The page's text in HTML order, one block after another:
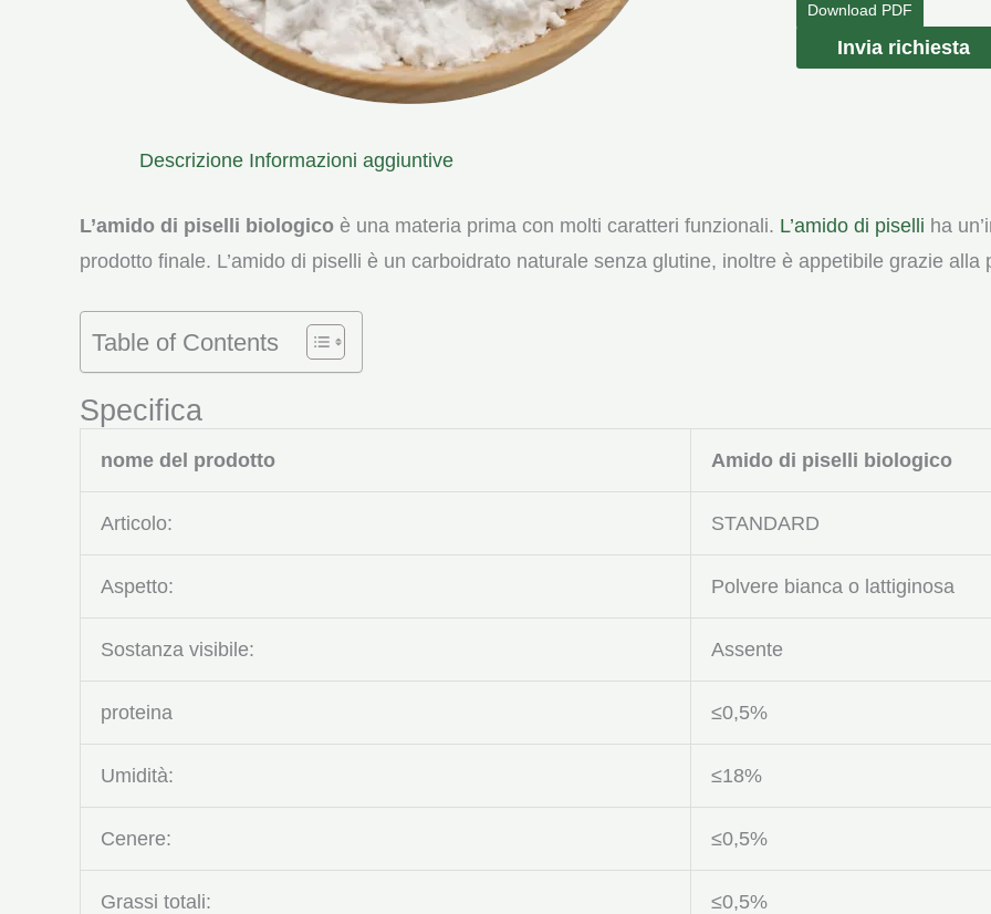
Download PDF
Polvere
quantità
Invia richiesta
Descrizione Informazioni aggiuntive
L’amido di piselli biologico è una materia prima con molti caratteri funzionali. L’amido di piselli ha
prodotto finale. L’amido di piselli è un carboidrato naturale senza glutine, inoltre è appetibile grazie
Table of Contents
Specifica
nome del prodotto Amido di piselli biologico
Articolo: STANDARD
Aspetto: Polvere bianca o lattiginosa
Sostanza visibile: Assente
proteina ≤0,5%
Umidità: ≤18%
Cenere: ≤0,5%
Grassi totali: ≤0,5%